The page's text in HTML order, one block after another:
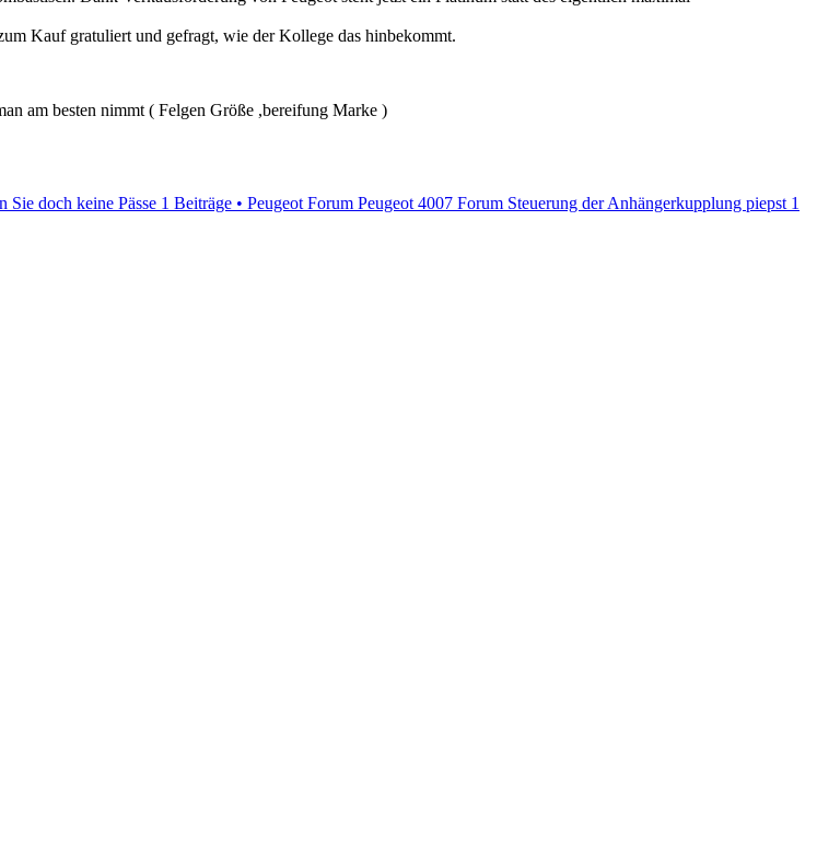
Kauf gratuliert und gefragt, wie der Kollege das hinbekommt.
am besten nimmt ( Felgen Größe ,bereifung Marke )
Sie doch keine Pässe 1 Beiträge • Peugeot Forum Peugeot 4007 Forum Steuerung der Anhängerkupplung piepst 1